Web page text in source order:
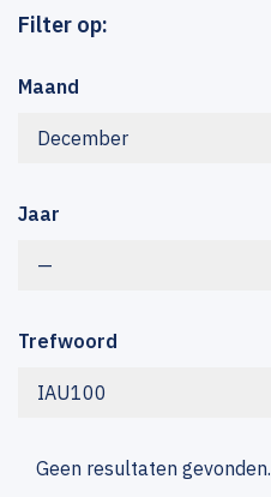
Filter op:
Maand
December
Jaar
—
Trefwoord
IAU100
Geen resultaten gevonden.